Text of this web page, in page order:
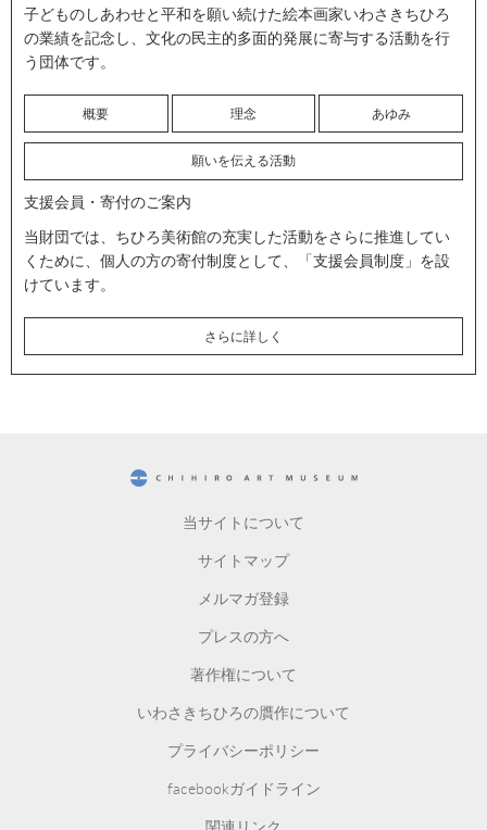
子どものしあわせと平和を願い続けた絵本画家いわさきちひろ
の業績を記念し、文化の民主的多面的発展に寄与する活動を行
う団体です。
概要 理念 あゆみ
願いを伝える活動
支援会員・寄付のご案内
当財団では、ちひろ美術館の充実した活動をさらに推進してい
くために、個人の方の寄付制度として、「支援会員制度」を設
けています。
さらに詳しく
当サイトについて
サイトマップ
メルマガ登録
プレスの方へ
著作権について
いわさきちひろの贋作について
プライバシーポリシー
facebookガイドライン